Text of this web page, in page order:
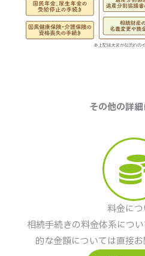
その他の詳
料金につ
相続手続きの料金体系につ
的な金額については直接お